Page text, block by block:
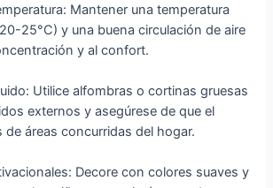
Mantener una temperatura
25°C) y una buena circulación de aire
y al confort.
Utilice alfombras o cortinas gruesas
externos y asegúrese de que el
de áreas concurridas del hogar.
Decore con colores suaves y